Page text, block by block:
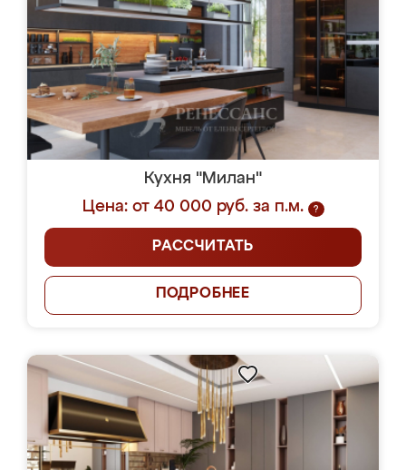
Кухня "Милан"
Цена: от 40 000 руб. за п.м.
?
РАССЧИТАТЬ
ПОДРОБНЕЕ